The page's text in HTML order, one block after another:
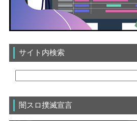
サイト内検索
闇スロ撲滅宣言